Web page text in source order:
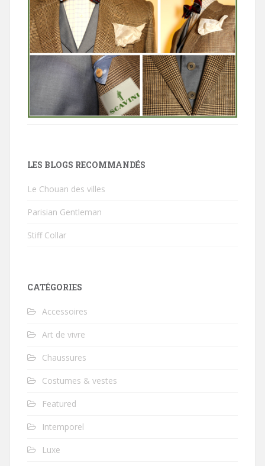
LES BLOGS RECOMMANDÉS
Le Chouan des villes
Parisian Gentleman
Stiff Collar
CATÉGORIES
Accessoires
Art de vivre
Chaussures
Costumes & vestes
Featured
Intemporel
Luxe